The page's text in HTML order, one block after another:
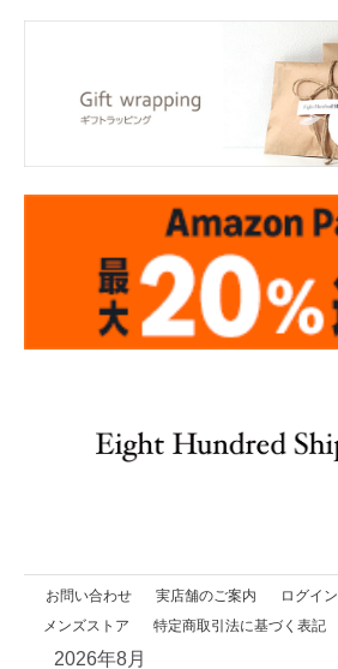
お問い合わせ 実店舗のご案内 ログイン
メンズストア
特定商取引法に基づく表記
2026年8月